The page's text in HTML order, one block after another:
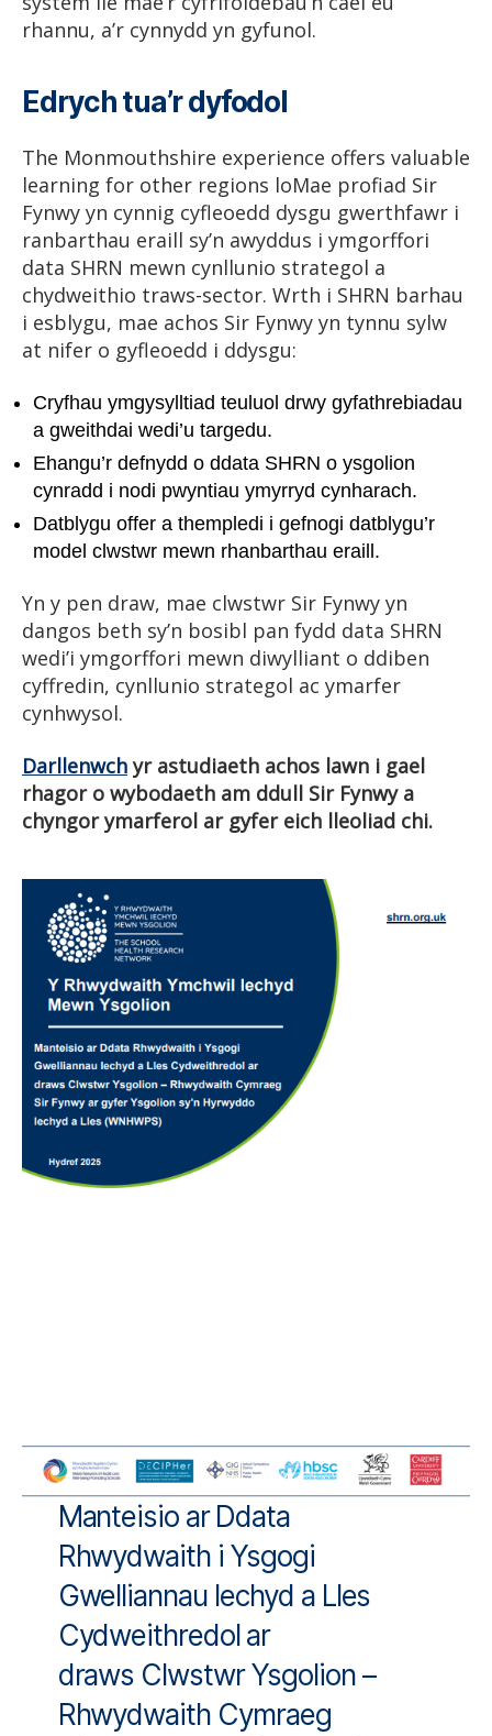
rhannu, a’r cynnydd yn gyfunol.
Edrych tua’r dyfodol
The Monmouthshire experience offers valuable
learning for other regions loMae profiad Sir
Fynwy yn cynnig cyfleoedd dysgu gwerthfawr i
ranbarthau eraill sy’n awyddus i ymgorffori
data SHRN mewn cynllunio strategol a
chydweithio traws-sector. Wrth i SHRN barhau
i esblygu, mae achos Sir Fynwy yn tynnu sylw
at nifer o gyfleoedd i ddysgu:
Cryfhau ymgysylltiad teuluol drwy gyfathrebiadau
a gweithdai wedi’u targedu.
Ehangu’r defnydd o ddata SHRN o ysgolion
cynradd i nodi pwyntiau ymyrryd cynharach.
Datblygu offer a thempledi i gefnogi datblygu’r
model clwstwr mewn rhanbarthau eraill.
Yn y pen draw, mae clwstwr Sir Fynwy yn
dangos beth sy’n bosibl pan fydd data SHRN
wedi’i ymgorffori mewn diwylliant o ddiben
cyffredin, cynllunio strategol ac ymarfer
cynhwysol.
Darllenwchyr astudiaeth achos lawn i gael
rhagor o wybodaeth am ddull Sir Fynwy a
chyngor ymarferol ar gyfer eich lleoliad chi.
Manteisio ar Ddata
Rhwydwaith i Ysgogi
Gwelliannau Iechyd a Lles
Cydweithredol ar
draws Clwstwr Ysgolion –
Rhwydwaith Cymraeg